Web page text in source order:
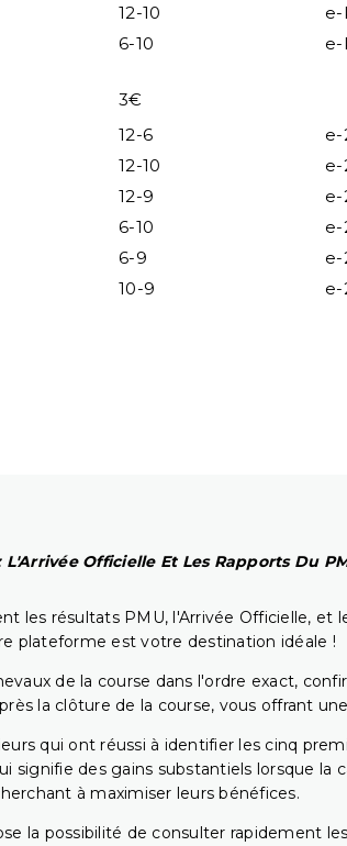
12-10
e-
6-10
e-
3€
12-6
e-
12-10
e-
12-9
e-
6-10
e-
6-9
e-
10-9
e-
Officielle Et Les Rapports Du
les résultats PMU, l'Arrivée Officielle, et
plateforme est votre destination idéale !
de la course dans l'ordre exact,
la clôture de la course, vous offrant
qui ont réussi à identifier les cinq
des gains substantiels lorsque
à maximiser leurs bénéfices.
la possibilité de consulter rapidement